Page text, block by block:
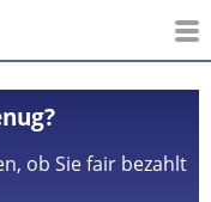
ob Sie fair bezahlt